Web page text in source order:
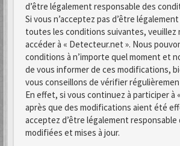
d’être légalement responsable des
Si vous n’acceptez pas d’être
toutes les conditions suivantes, veuillez
accéder à « Detecteur.net ». Nous
conditions à n’importe quel moment et
de vous informer de ces modifications,
vous conseillons de vérifier
En effet, si vous continuez à participer à
après que des modifications aient été
acceptez d’être légalement
modifiées et mises à jour.